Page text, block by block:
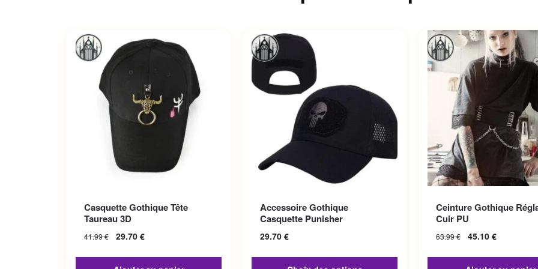
Casquette Gothique Tête
Taureau 3D
41.99€ 29.70 €
Accessoire Gothique
Casquette Punisher
29.70 €
Les options peuvent être choisies
Ceinture Gothique
Cuir PU
63.99€ 45.10 €